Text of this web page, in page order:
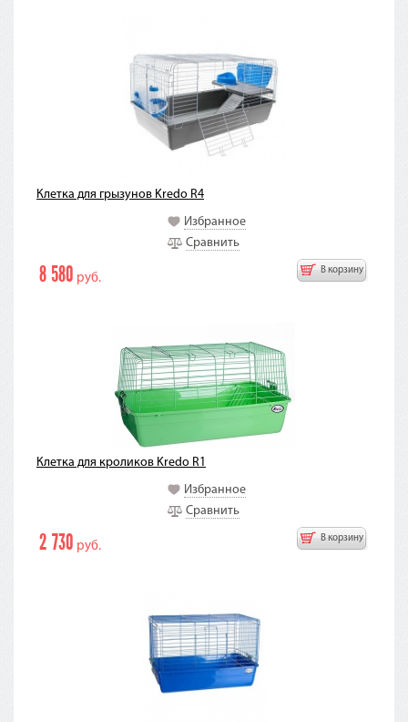
Клетка для грызунов Kredo R4
Избранное
Сравнить
В корзину
8 580 руб.
Клетка для кроликов Kredo R1
Избранное
Сравнить
В корзину
2 730 руб.